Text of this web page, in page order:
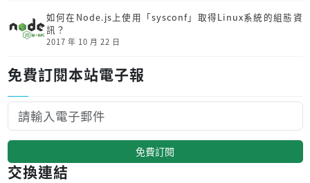
如何在Node.js上使用「sysconf」取得Linux系統的組態資
訊？
2017 年 10 月 22 日
免費訂閱本站電子報
免費訂閱
交換連結